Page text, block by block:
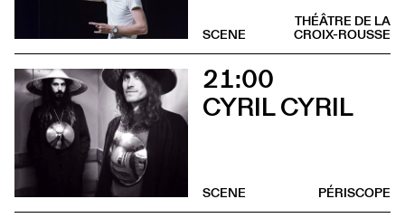
THÉÂTRE DE LA
CROIX-ROUSSE
SCENE
21:00
CYRIL CYRIL
PÉRISCOPE
SCENE